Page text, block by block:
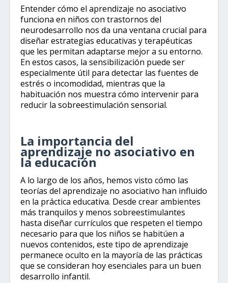
Entender cómo el aprendizaje no asociativo
funciona en niños con trastornos del
neurodesarrollo nos da una ventana crucial para
diseñar estrategias educativas y terapéuticas
que les permitan adaptarse mejor a su entorno.
En estos casos, la sensibilización puede ser
especialmente útil para detectar las fuentes de
estrés o incomodidad, mientras que la
habituación nos muestra cómo intervenir para
reducir la sobreestimulación sensorial.
La importancia del
aprendizaje no asociativo en
la educación
A lo largo de los años, hemos visto cómo las
teorías del aprendizaje no asociativo han influido
en la práctica educativa. Desde crear ambientes
más tranquilos y menos sobreestimulantes
hasta diseñar currículos que respeten el tiempo
necesario para que los niños se habitúen a
nuevos contenidos, este tipo de aprendizaje
permanece oculto en la mayoría de las prácticas
que se consideran hoy esenciales para un buen
desarrollo infantil.